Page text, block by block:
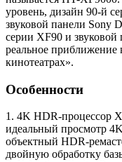
уровень, дизайн 90-й
звуковой панели Sony
серии XF90 и звуковой
реальное
кинотеатрах».
Особенности
1. 4K HDR-процессор
идеальный просмотр
объектный HDR-
двойную обработку